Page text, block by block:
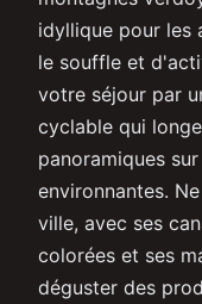
idyllique pour les
le souffle et
votre séjour par
cyclable qui
panoramiques
environnantes.
ville, avec ses
colorées et ses
déguster des